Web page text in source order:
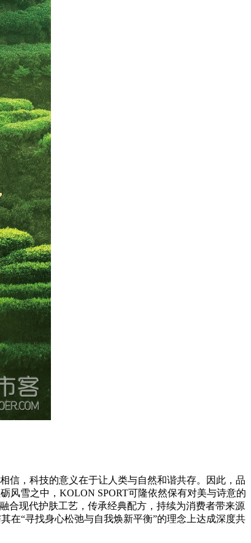
信，科技的意义在于让人类与自然和谐共存。因此，品
风雪之中，KOLON SPORT可隆依然保有对美与诗意的
合现代护肤工艺，传承经典配方，持续为消费者带来源
在“寻找身心松弛与自我焕新平衡”的理念上达成深度共